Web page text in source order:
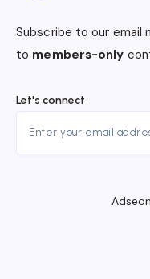
Subscribe to our email
to members-only
Let's connect